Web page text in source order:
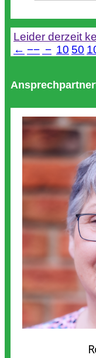
Leider derzeit
← −− − 10 50